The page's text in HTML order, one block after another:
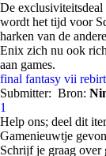
De exclusiviteitsdeal
wordt het tijd voor
harken van de
Enix zich nu ook
aan games.
final fantasy vii
Submitter: Bron:
1
Help ons; deel dit
Gamenieuwtje
Schrijf je graag over